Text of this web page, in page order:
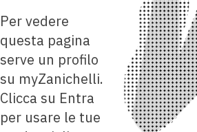
Per vedere
questa pagina
serve un profilo
su myZanichelli.
Clicca su Entra
per usare le tue